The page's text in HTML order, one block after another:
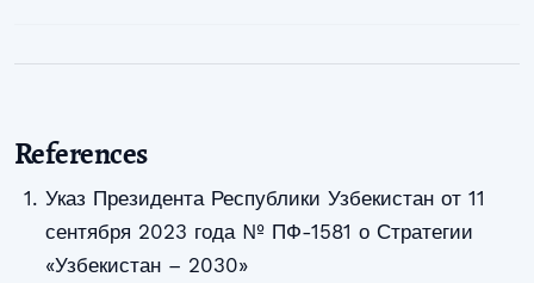
References
Указ Президента Республики Узбекистан от 11
сентября 2023 года № ПФ-1581 о Стратегии
«Узбекистан – 2030»